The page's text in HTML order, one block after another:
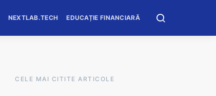
NEXTLAB.TECH EDUCAȚIE FINANCIARĂ
CELE MAI CITITE ARTICOLE